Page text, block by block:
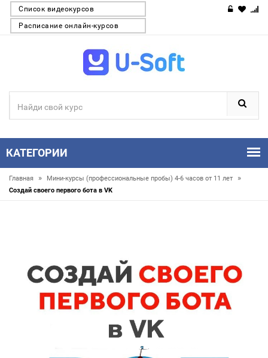
Список видеокурсов
Расписание онлайн-курсов
КАТЕГОРИИ
Главная » Мини-курсы (профессиональные пробы) 4-6 часов от 11 лет »
Создай своего первого бота в VK